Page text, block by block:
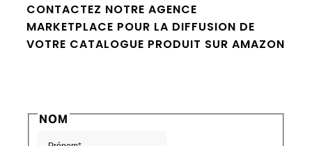
CONTACTEZ NOTRE AGENCE
MARKETPLACE POUR LA DIFFUSION DE
VOTRE CATALOGUE PRODUIT SUR AMAZON
NOM